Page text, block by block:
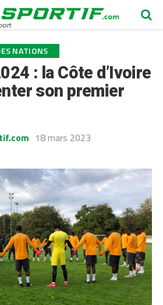
NATIONS
: la Côte d’Ivoire
son premier
18 mars 2023